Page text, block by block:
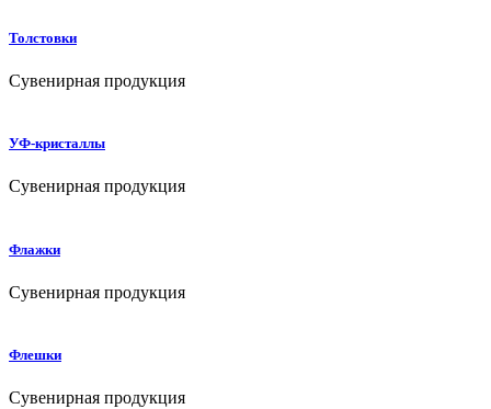
Толстовки
Сувенирная продукция
УФ-кристаллы
Сувенирная продукция
Флажки
Сувенирная продукция
Флешки
Сувенирная продукция